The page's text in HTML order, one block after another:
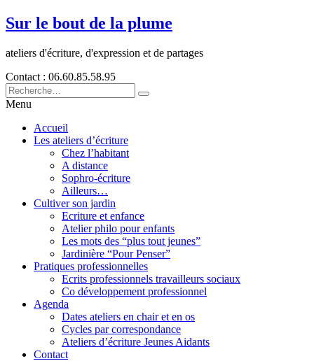
Sur le bout de la plume
ateliers d'écriture, d'expression et de partages
Contact : 06.60.85.58.95
Menu
Accueil
Les ateliers d’écriture
Chez l’habitant
A distance
Sophro-écriture
Ailleurs…
Cultiver son jardin
Ecriture et enfance
Atelier philo pour enfants
Les mots des “plus tout jeunes”
Jardinière “Pour Penser”
Pratiques professionnelles
Ecrits professionnels travailleurs sociaux
Co développement professionnel
Agenda
Dates ateliers en chair et en os
Cycles par correspondance
Ateliers d’écriture Jeunes Aidants
Contact